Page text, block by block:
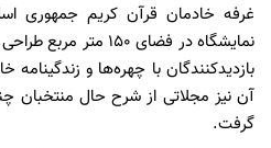
غرفه خادمان قرآن کریم جمهوری
نمایشگاه در فضای
بازدیدکنندگان با چهره‌ها و
آن نیز مجلاتی از شرح حال منتخبان
گرفت.